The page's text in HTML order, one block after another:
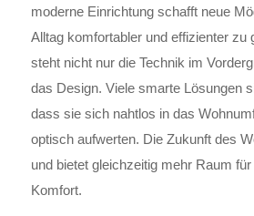
moderne Einrichtung schafft neue
Alltag komfortabler und effizienter zu
steht nicht nur die Technik im
das Design. Viele smarte Lösungen
dass sie sich nahtlos in das
optisch aufwerten. Die Zukunft des
und bietet gleichzeitig mehr Raum
Komfort.